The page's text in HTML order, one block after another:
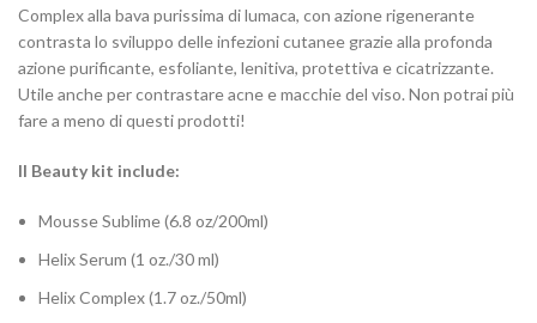
Complex alla bava purissima di lumaca, con azione rigenerante
contrasta lo sviluppo delle infezioni cutanee grazie alla profonda
azione purificante, esfoliante, lenitiva, protettiva e cicatrizzante.
Utile anche per contrastare acne e macchie del viso. Non potrai più
fare a meno di questi prodotti!
Il Beauty kit include:
Mousse Sublime (6.8 oz/200ml)
Helix Serum (1 oz./30 ml)
Helix Complex (1.7 oz./50ml)